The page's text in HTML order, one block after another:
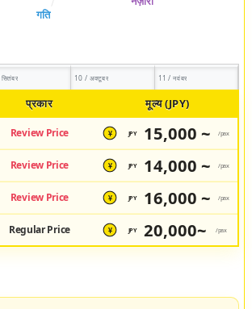
10 / अक्टूबर 11 / नवंबर
प्रकार मूल्य (JPY)
Review Price ¥ JPY 15,000 ~ /pax
Review Price ¥ JPY 14,000 ~ /pax
Review Price ¥ JPY 16,000 ~ /pax
Regular Price ¥ JPY 20,000~ /pax